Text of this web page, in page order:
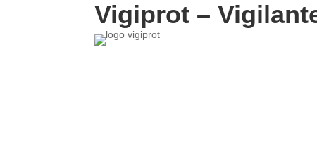
Vigiprot –